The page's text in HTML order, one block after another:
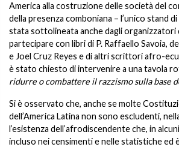
America alla costruzione delle società del
della presenza comboniana – l’unico stand
stata sottolineata anche dagli organizzatori
partecipare con libri di P. Raffaello Savoia,
e Joel Cruz Reyes e di altri scrittori afro-
è stato chiesto di intervenire a una tavola
ridurre o combattere il razzismo sulla base
Si è osservato che, anche se molte
dell’America Latina non sono escludenti,
l’esistenza dell’afrodiscendente che, in
incluso nei censimenti e nelle statistiche ed